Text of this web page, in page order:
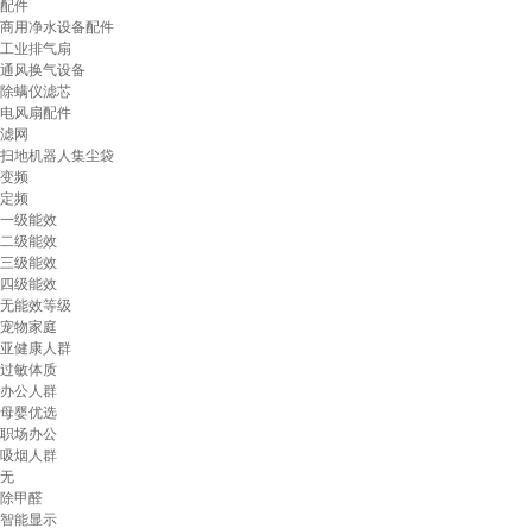
配件
商用净水设备配件
工业排气扇
通风换气设备
除螨仪滤芯
电风扇配件
滤网
扫地机器人集尘袋
变频
定频
一级能效
二级能效
三级能效
四级能效
无能效等级
宠物家庭
亚健康人群
过敏体质
办公人群
母婴优选
职场办公
吸烟人群
无
除甲醛
智能显示